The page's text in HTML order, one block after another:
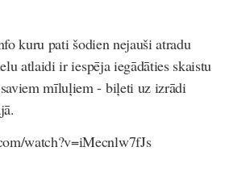
kuru pati šodien nejauši atradu
atlaidi ir iespēja iegādāties skaistu
mīluļiem - biļeti uz izrādi
watch?v=iMecnlw7fJs